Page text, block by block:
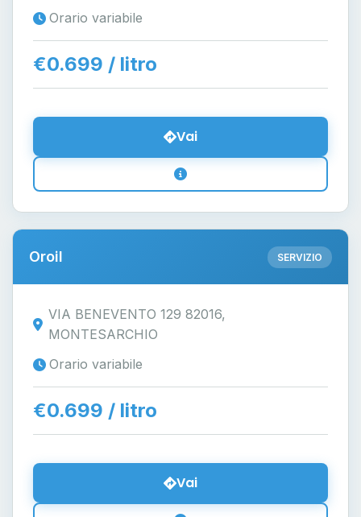
Orario variabile
€0.699 / litro
Vai
Oroil SERVIZIO
VIA BENEVENTO 129 82016,
MONTESARCHIO
Orario variabile
€0.699 / litro
Vai